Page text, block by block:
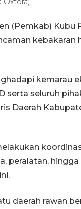
Oxtora)
(Pemkab) Kubu
kebakaran
kemarau
serta seluruh
Daerah
peralatan,
daerah rawan